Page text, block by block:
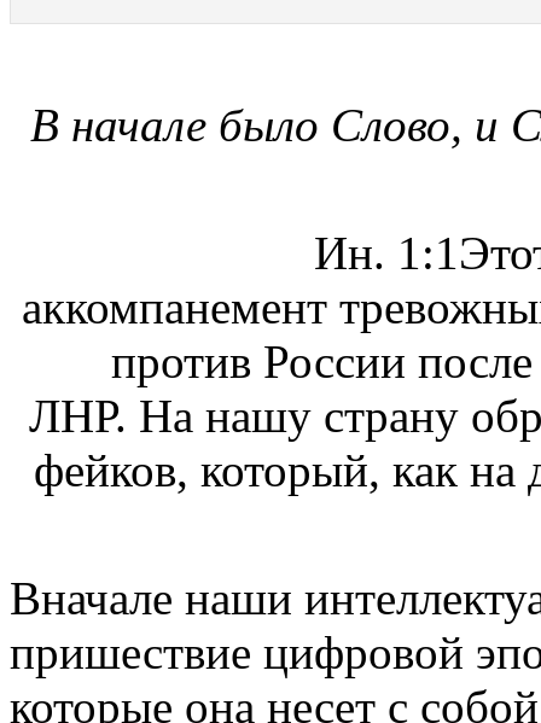
В начале было Слово, и
Ин.
аккомпанемент
против России
ЛНР. На нашу страну
фейков, который, как
Вначале наши
пришествие цифровой
которые она несет с